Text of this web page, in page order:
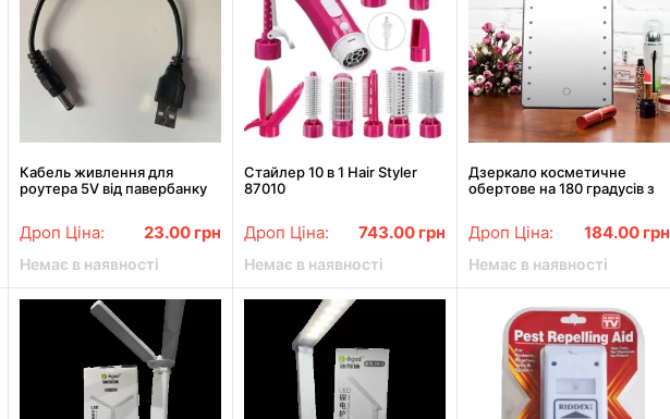
Кабель живлення для
роутера 5V від павербанку
Дроп Ціна: 23.00 грн
Немає в наявності
Стайлер 10 в 1 Hair Styler
87010
Дроп Ціна: 743.00 грн
Немає в наявності
Дзеркало косметичне
обертове на 180 градусів з
Дроп Ціна: 184.00 грн
Немає в наявності